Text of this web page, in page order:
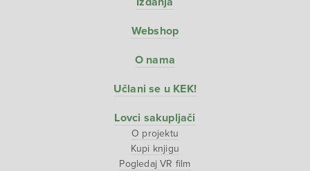
Webshop
O nama
Učlani se u KEK!
Lovci sakupljači
O projektu
Kupi knjigu
Pogledaj VR film